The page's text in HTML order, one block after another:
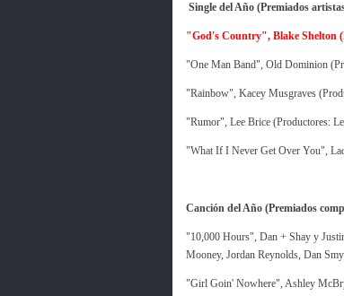
Single del Año (Premiados
"God's Country", Blake Shelton
"One Man Band", Old Dominion
"Rainbow", Kacey Musgraves
"Rumor", Lee Brice (Productores:
"What If I Never Get Over You",
Canción del Año (Premiados
"10,000 Hours", Dan + Shay y
Mooney, Jordan Reynolds, Dan
"Girl Goin' Nowhere", Ashley